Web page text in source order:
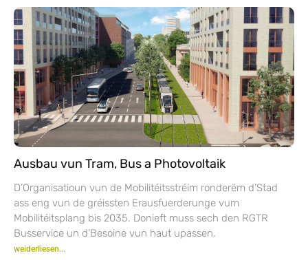
Ausbau vun Tram, Bus a Photovoltaik
D’Organisatioun vun de Mobilitéitsstréim ronderëm d’Stad
ass eng vun de gréissten Erausfuerderunge vum
Mobilitéitsplang bis 2035. Donieft muss sech den RGTR
Busservice un d’Besoine vun haut upassen.
weiderliesen...